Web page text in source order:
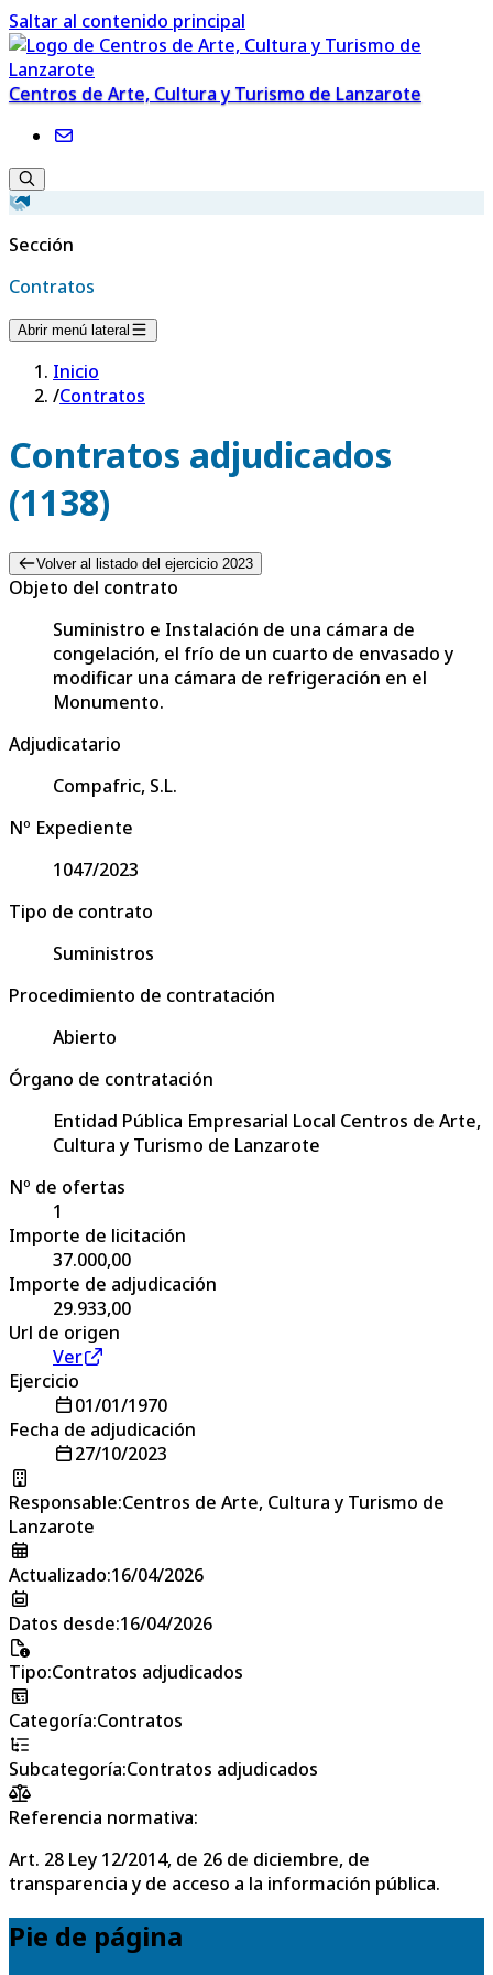
Saltar al contenido principal
Centros de Arte, Cultura y Turismo de Lanzarote
Sección
Contratos
Abrir menú lateral
Inicio
/Contratos
Contratos adjudicados
(1138)
Volver al listado del ejercicio 2023
Objeto del contrato
Suministro e Instalación de una cámara de
congelación, el frío de un cuarto de envasado y
modificar una cámara de refrigeración en el
Monumento.
Adjudicatario
Compafric, S.L.
Nº Expediente
1047/2023
Tipo de contrato
Suministros
Procedimiento de contratación
Abierto
Órgano de contratación
Entidad Pública Empresarial Local Centros de Arte,
Cultura y Turismo de Lanzarote
Nº de ofertas
1
Importe de licitación
37.000,00
Importe de adjudicación
29.933,00
Url de origen
Ver
Ejercicio
01/01/1970
Fecha de adjudicación
27/10/2023
Responsable:Centros de Arte, Cultura y Turismo de
Lanzarote
Actualizado:16/04/2026
Datos desde:16/04/2026
Tipo:Contratos adjudicados
Categoría:Contratos
Subcategoría:Contratos adjudicados
Referencia normativa:
Art. 28 Ley 12/2014, de 26 de diciembre, de
transparencia y de acceso a la información pública.
Pie de página